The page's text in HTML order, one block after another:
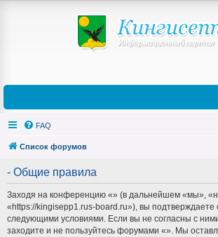
FAQ
Список форумов
- Общие правила
Заходя на конференцию «» (в дальнейшем «мы»,
«https://kingisepp1.rus-board.ru»), вы подтверждаете
следующими условиями. Если вы не согласны с
заходите и не пользуйтесь форумами «». Мы